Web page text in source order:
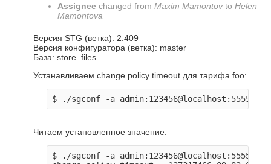
Assignee changed from Maxim Mamontovto Helen
Mamontova
Версия STG (ветка): 2.409
Версия конфигуратора (ветка): master
База: store_files
Устанавливаем change policy timeout для тарифа foo:
Читаем установленное значение:
$ ./sgconf -a